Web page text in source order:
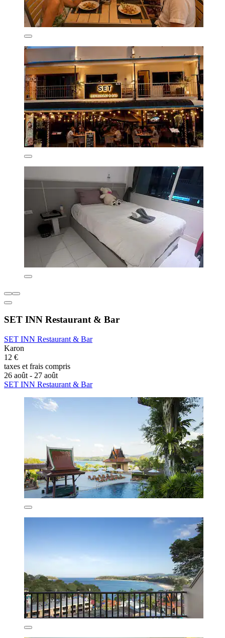
SET INN Restaurant & Bar
SET INN Restaurant & Bar
Karon
12 €
taxes et frais compris
26 août - 27 août
SET INN Restaurant & Bar